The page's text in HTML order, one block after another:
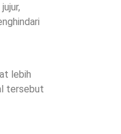
lebih
tersebut